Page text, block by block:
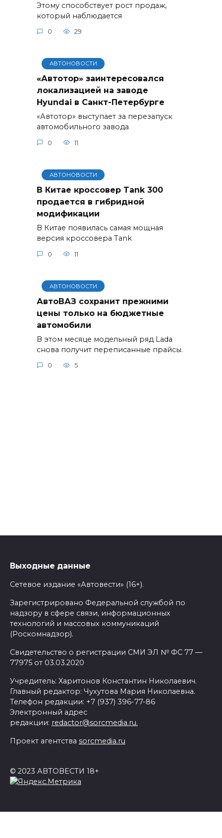
Этому способствует рост продаж,
который наблюдается
0 29
АВТОНОВОСТИ
«Автотор» заинтересовался
локализацией на заводе
Hyundai в Санкт-Петербурге
«Автотор» выступает за перезапуск
автомобильного завода
0 11
АВТОНОВОСТИ
В Китае кроссовер Tank 300
продается в гибридной
модификации
В Китае появилась самая мощная
версия кроссовера Tank
0 11
АВТОНОВОСТИ
АвтоВАЗ сохранит прежними
цены только на бюджетные
автомобили
В этом месяце модельный ряд Lada
снова получит переписанные прайсы.
0 5
Выходные данные
Сетевое издание «Автовести» (16+).
Зарегистрировано Федеральной службой по
надзору в сфере связи, информационных
технологий и массовых коммуникаций
(Роскомнадзор).
Свидетельство о регистрации СМИ ЭЛ № ФС 77 —
77975 от 03.03.2020
Учредитель: Харитонов Константин Николаевич.
Главный редактор: Чухутова Мария Николаевна.
Телефон редакции: +7 (937) 396-77-86
Электронный адрес
редакции: redactor@sorcmedia.ru.
Проект агентства sorcmedia.ru
© 2023 АВТОВЕСТИ 18+